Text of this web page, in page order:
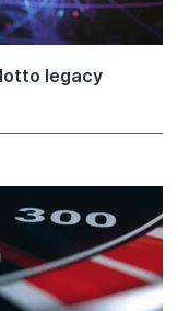
legacy